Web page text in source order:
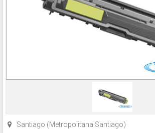
Santiago (Metropolitana Santiago)